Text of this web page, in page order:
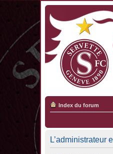
Index du forum
L’administrateur